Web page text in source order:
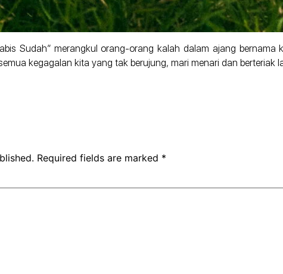
Sudah” merangkul orang-orang kalah dalam ajang
kegagalan kita yang tak berujung, mari menari dan berteriak
Required fields are marked *